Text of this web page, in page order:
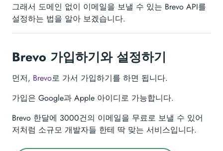
그래서 도메인 없이 이메일을 보낼 수 있는 Brevo API를
설정하는 법을 알아 보겠습니다.
Brevo 가입하기와 설정하기
먼저, Brevo로 가서 가입하기를 하면 됩니다.
가입은 Google과 Apple 아이디로 가능합니다.
Brevo 한달에 3000건의 이메일을 무료로 보낼 수 있어
저처럼 소규모 개발자들 한테 딱 맞는 서비스입니다.